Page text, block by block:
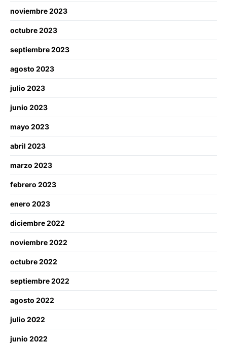
noviembre 2023
octubre 2023
septiembre 2023
agosto 2023
julio 2023
junio 2023
mayo 2023
abril 2023
marzo 2023
febrero 2023
enero 2023
diciembre 2022
noviembre 2022
octubre 2022
septiembre 2022
agosto 2022
julio 2022
junio 2022